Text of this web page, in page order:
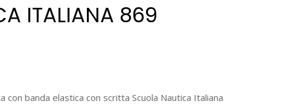
ITALIANA 869
banda elastica con scritta Scuola Nautica Italiana